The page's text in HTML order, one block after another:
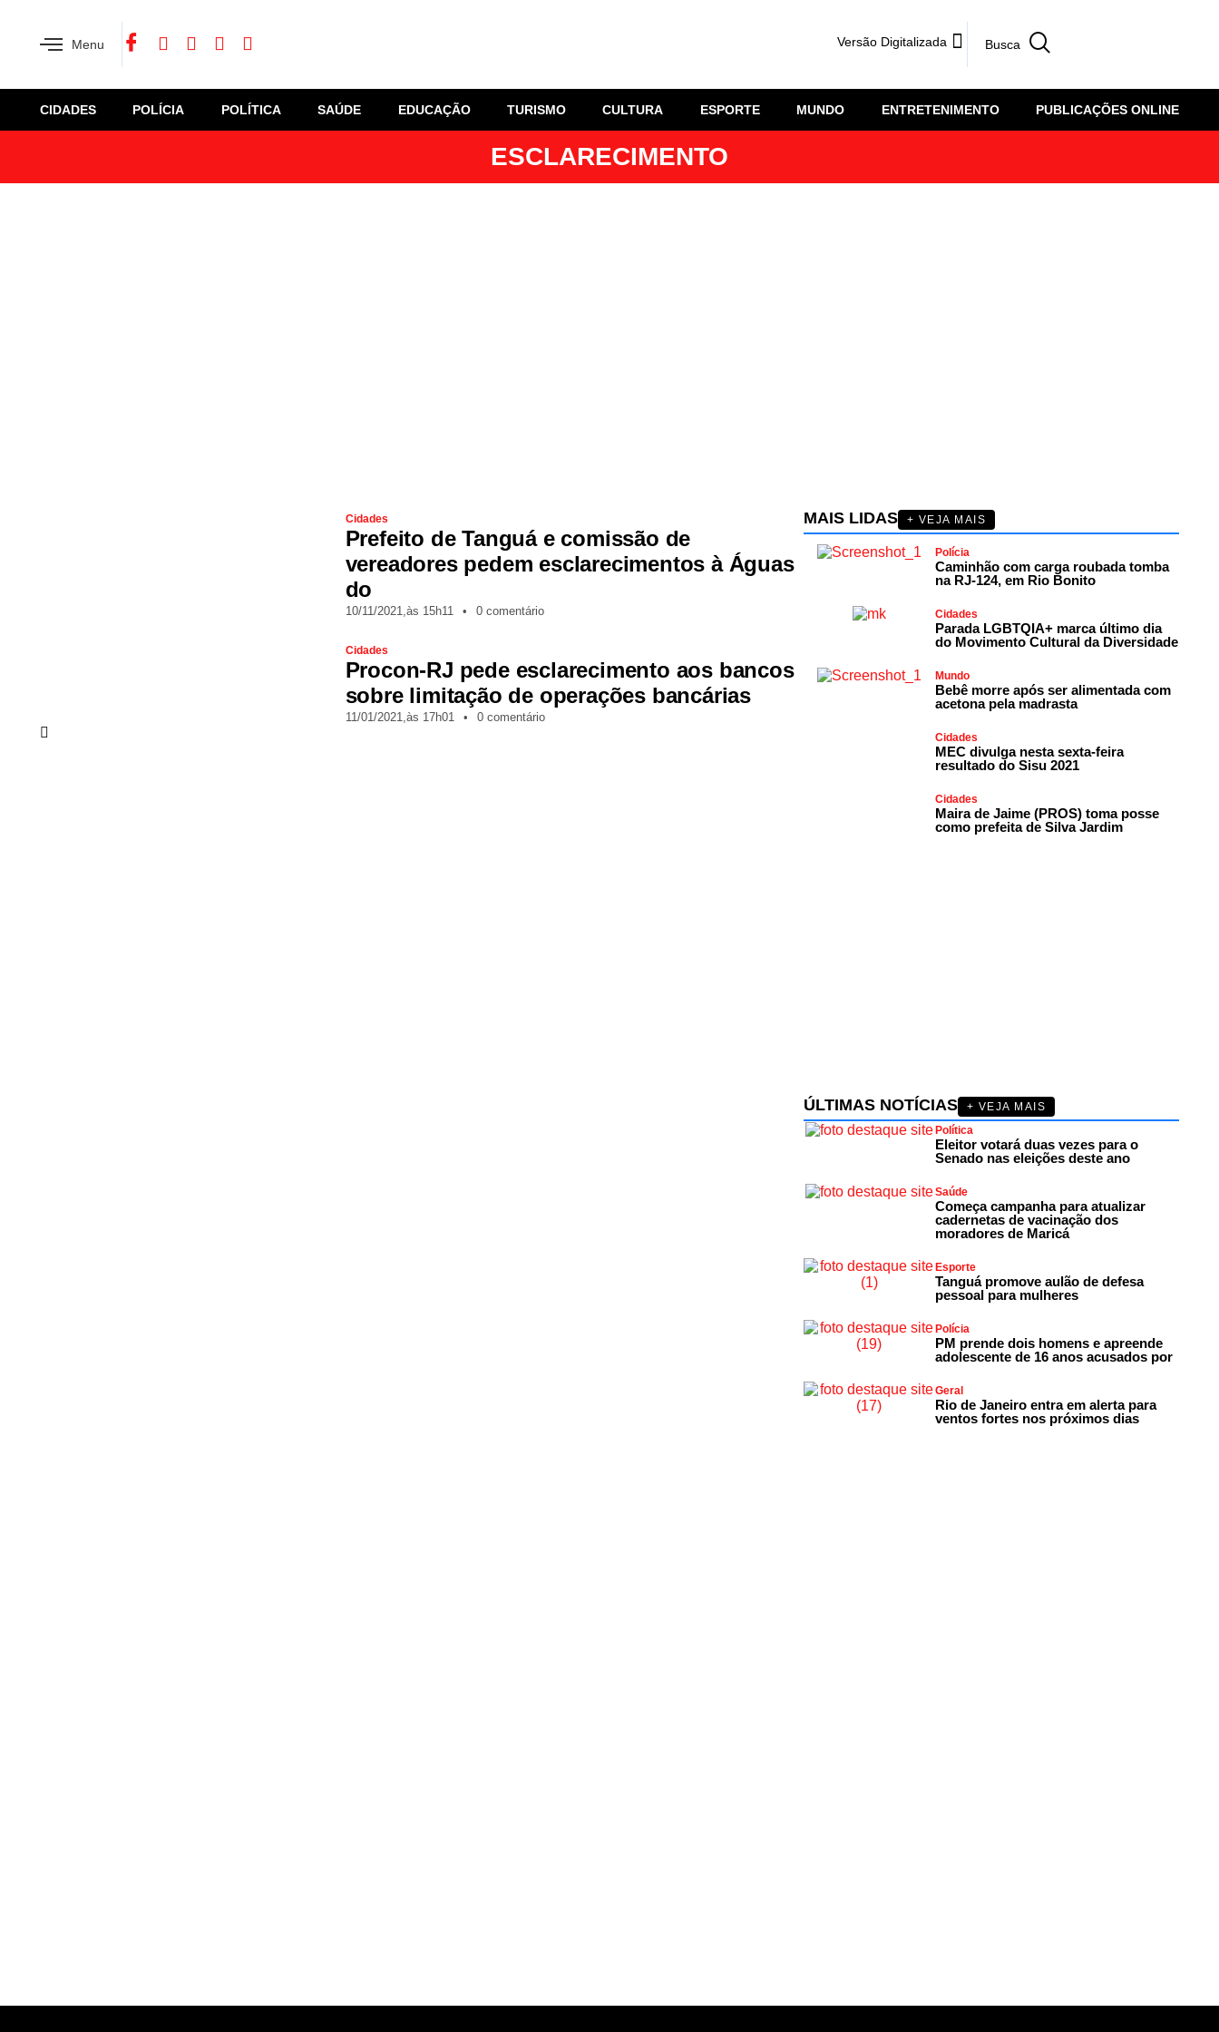
Menu Versão Digitalizada
CIDADES POLÍCIA POLÍTICA SAÚDE EDUCAÇÃO TURISMO CULTURA ESPORTE MUNDO ENTRETENIMENTO PUBLICAÇÕES ONLINE
ESCLARECIMENTO
Cidades
Prefeito de Tanguá e comissão de
vereadores pedem esclarecimentos à Águas
do
10/11/2021,às 15h11 • 0 comentário
Cidades
Procon-RJ pede esclarecimento aos bancos
sobre limitação de operações bancárias
11/01/2021,às 17h01 • 0 comentário
MAIS LIDAS + VEJA MAIS
Polícia
Caminhão com carga roubada tomba
na RJ-124, em Rio Bonito
Cidades
Parada LGBTQIA+ marca último dia
do Movimento Cultural da Diversidade
Mundo
Bebê morre após ser alimentada com
acetona pela madrasta
Cidades
MEC divulga nesta sexta-feira
resultado do Sisu 2021
Cidades
Maira de Jaime (PROS) toma posse
como prefeita de Silva Jardim
ÚLTIMAS NOTÍCIAS
+ VEJA MAIS
Política
Eleitor votará duas vezes para o
Senado nas eleições deste ano
Saúde
Começa campanha para atualizar
cadernetas de vacinação dos
moradores de Maricá
Esporte
Tanguá promove aulão de defesa
pessoal para mulheres
Polícia
PM prende dois homens e apreende
adolescente de 16 anos acusados por
Geral
Rio de Janeiro entra em alerta para
ventos fortes nos próximos dias